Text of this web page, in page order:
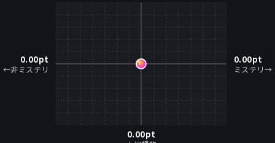
0.00pt
←非ミステリ
0.00pt
ミステリ→
0.00pt